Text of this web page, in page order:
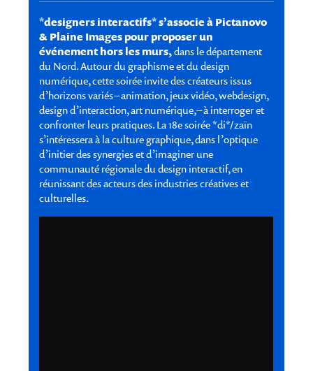
*designers interactifs* s’associe à Pictanovo
& Plaine Images pour proposer un
événement hors les murs,dans le département
du Nord. Autour du graphisme et du design
numérique, cette soirée invite des créateurs issus
d’horizons variés – animation, jeux vidéo, webdesign,
design d’interaction, art numérique, – à interroger et
confronter leurs pratiques. La 18e soirée *di*/zaïn
s’intéressera à la culture graphique, dans l’optique
d’initier des synergies et d’imaginer une
communauté régionale du design interactif, en
réunissant des acteurs des industries créatives et
culturelles.